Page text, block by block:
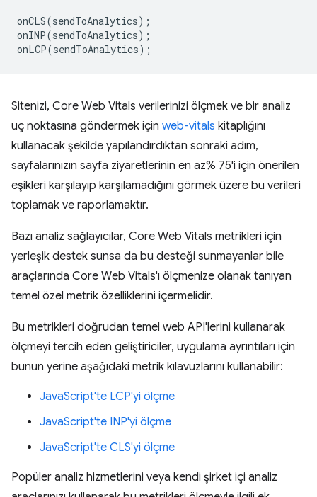
onCLS(sendToAnalytics);
onINP(sendToAnalytics);
onLCP(sendToAnalytics);
Sitenizi, Core Web Vitals verilerinizi ölçmek ve bir analiz
uç noktasına göndermek için web-vitals kitaplığını
kullanacak şekilde yapılandırdıktan sonraki adım,
sayfalarınızın sayfa ziyaretlerinin en az% 75'i için önerilen
eşikleri karşılayıp karşılamadığını görmek üzere bu verileri
toplamak ve raporlamaktır.
Bazı analiz sağlayıcılar, Core Web Vitals metrikleri için
yerleşik destek sunsa da bu desteği sunmayanlar bile
araçlarında Core Web Vitals'ı ölçmenize olanak tanıyan
temel özel metrik özelliklerini içermelidir.
Bu metrikleri doğrudan temel web API'lerini kullanarak
ölçmeyi tercih eden geliştiriciler, uygulama ayrıntıları için
bunun yerine aşağıdaki metrik kılavuzlarını kullanabilir:
JavaScript'te LCP'yi ölçme
JavaScript'te INP'yi ölçme
JavaScript'te CLS'yi ölçme
Popüler analiz hizmetlerini veya kendi şirket içi analiz